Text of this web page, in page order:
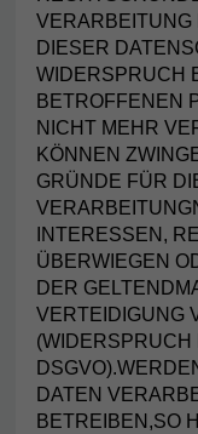
VERARBEITUNG
DIESER
WIDERSPRUCH
BETROFFENEN
NICHT MEHR
KÖNNEN
GRÜNDE FÜR
INTERESSEN,
ÜBERWIEGEN
DER
VERTEIDIGUNG
(WIDERSPRUCH
DATEN
BETREIBEN,SO